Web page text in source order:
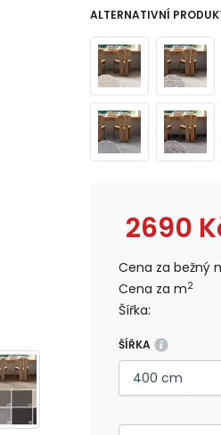
ALTERNATIVNÍ
2690
Cena za bežný
Cena za m2
Šířka:
ŠÍŘKA